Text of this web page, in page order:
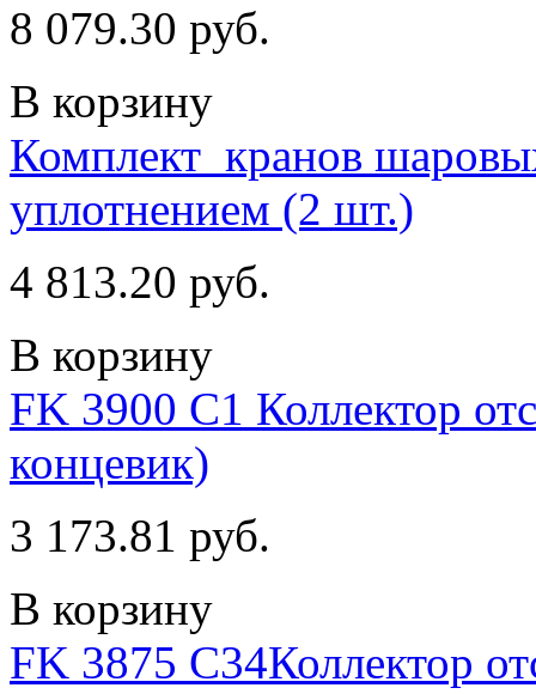
8 079.30 руб.
В корзину
Комплект_кранов
уплотнением (2 шт.)
4 813.20 руб.
В корзину
FK 3900 C1 Коллектор
концевик)
3 173.81 руб.
В корзину
FK 3875 С34Коллектор